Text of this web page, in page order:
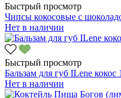
Быстрый просмотр
Чипсы кокосовые с
Нет в наличии
Быстрый просмотр
Бальзам для губ ILene кокос
Нет в наличии